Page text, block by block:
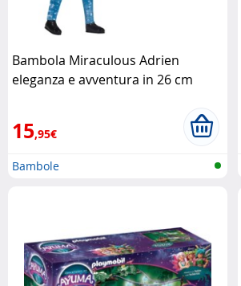
Bambola Miraculous Adrien
eleganza e avventura in 26 cm
15,95€
Bambole